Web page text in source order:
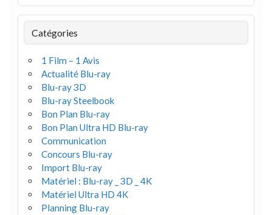
Catégories
1 Film – 1 Avis
Actualité Blu-ray
Blu-ray 3D
Blu-ray Steelbook
Bon Plan Blu-ray
Bon Plan Ultra HD Blu-ray
Communication
Concours Blu-ray
Import Blu-ray
Matériel : Blu-ray _ 3D _ 4K
Matériel Ultra HD 4K
Planning Blu-ray